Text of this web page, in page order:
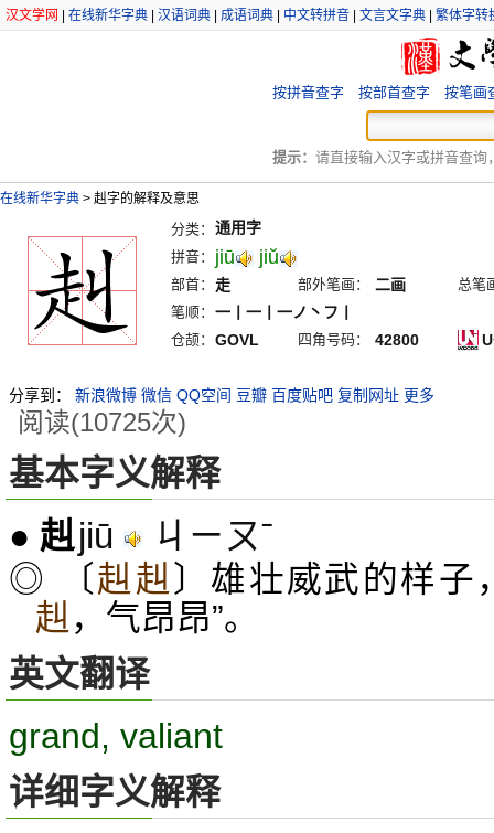
汉文学网 在线新华字典 汉语词典 成语词典 中文转拼音 文言文字典 繁体字转
按拼音查字 按部首查字 按笔画
提示： 请直接输入汉字或拼音查询
在线新华字典 > 赳字的解释及意思
分类： 通用字
拼音： jiū jiŭ
部首： 走 部外笔画： 二画
总笔
笔顺： 一丨一丨一ノ丶フ丨
仓颉： GOVL 四角号码： 42800
分享到： 新浪微博 微信 QQ空间 豆瓣 百度贴吧 复制网址 更多
阅读(10725次)
基本字义解释
● 赳jiū ㄐㄧㄡˉ
◎ 〔赳赳 〕雄壮威武的样子
赳 ，气昂昂”。
英文翻译
grand, valiant
详细字义解释